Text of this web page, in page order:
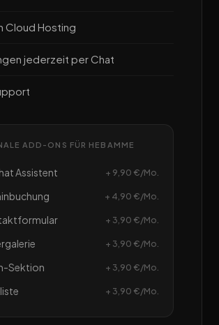
Cloud Hosting
jederzeit per Chat
ADD-ONS FÜR HEBAMME
Assistent + 9,90 €/Mo.
+ 4,90 €/Mo.
+ 3,90 €/Mo.
+ 3,90 €/Mo.
Sektion + 3,90 €/Mo.
+ 3,90 €/Mo.